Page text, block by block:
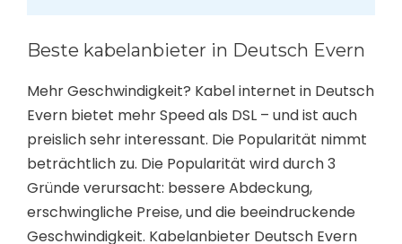
Beste kabelanbieter in Deutsch Evern
Mehr Geschwindigkeit? Kabel internet in Deutsch
Evern bietet mehr Speed als DSL – und ist auch
preislich sehr interessant. Die Popularität nimmt
beträchtlich zu. Die Popularität wird durch 3
Gründe verursacht: bessere Abdeckung,
erschwingliche Preise, und die beeindruckende
Geschwindigkeit. Kabelanbieter Deutsch Evern